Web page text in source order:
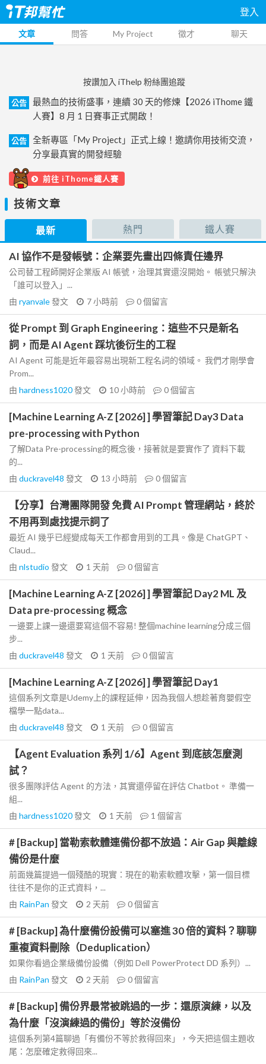
登入
文章 問答 My Project 徵才 聊天
按讚加入 iThelp 粉絲團追蹤
公告
最熱血的技術盛事，連續 30 天的修煉【2026 iThome 鐵
人賽】8 月 1 日賽事正式開啟！
公告
全新專區「My Project」正式上線！邀請你用技術交流，
分享最真實的開發經驗
前往 iThome鐵人賽
技術文章
最新 熱門 鐵人賽
AI 協作不是發帳號：企業要先畫出四條責任邊界
公司替工程師開好企業版 AI 帳號，治理其實還沒開始。 帳號只解決
「誰可以登入」...
由 ryanvale發文 7 小時前 0個留言
從 Prompt 到 Graph Engineering：這些不只是新名
詞，而是 AI Agent 踩坑後衍生的工程
AI Agent 可能是近年最容易出現新工程名詞的領域。 我們才剛學會
Prom...
由 hardness1020發文 10 小時前 0個留言
[Machine Learning A-Z [2026] ] 學習筆記 Day3 Data
pre-processing with Python
了解Data Pre-processing的概念後，接著就是要實作了 資料下載
的...
由 duckravel48 發文 13 小時前 0個留言
【分享】台灣團隊開發 免費 AI Prompt 管理網站，終於
不用再到處找提示詞了
最近 AI 幾乎已經變成每天工作都會用到的工具。像是 ChatGPT、
Claud...
由 nlstudio 發文 1 天前 0個留言
[Machine Learning A-Z [2026] ] 學習筆記 Day2 ML 及
Data pre-processing 概念
一邊要上課一邊還要寫這個不容易! 整個machine learning分成三個
步...
由 duckravel48 發文 1 天前 0個留言
[Machine Learning A-Z [2026] ] 學習筆記 Day1
這個系列文章是Udemy上的課程延伸，因為我個人想趁著育嬰假空
檔學一點data...
由 duckravel48 發文 1 天前 0個留言
【Agent Evaluation 系列 1/6】Agent 到底該怎麼測
試？
很多團隊評估 Agent 的方法，其實還停留在評估 Chatbot。 準備一
組...
由 hardness1020發文 1 天前 1 個留言
# [Backup] 當勒索軟體連備份都不放過：Air Gap 與離線
備份是什麼
前面幾篇提過一個殘酷的現實：現在的勒索軟體攻擊，第一個目標
往往不是你的正式資料，...
由 RainPan 發文 2 天前 0個留言
# [Backup] 為什麼備份設備可以塞進 30 倍的資料？聊聊
重複資料刪除（Deduplication）
如果你看過企業級備份設備（例如 Dell PowerProtect DD 系列）...
由 RainPan 發文 2 天前 0個留言
# [Backup] 備份界最常被跳過的一步：還原演練，以及
為什麼「沒演練過的備份」等於沒備份
這個系列第4篇聊過「有備份不等於救得回來」，今天把這個主題收
尾：怎麼確定救得回來...